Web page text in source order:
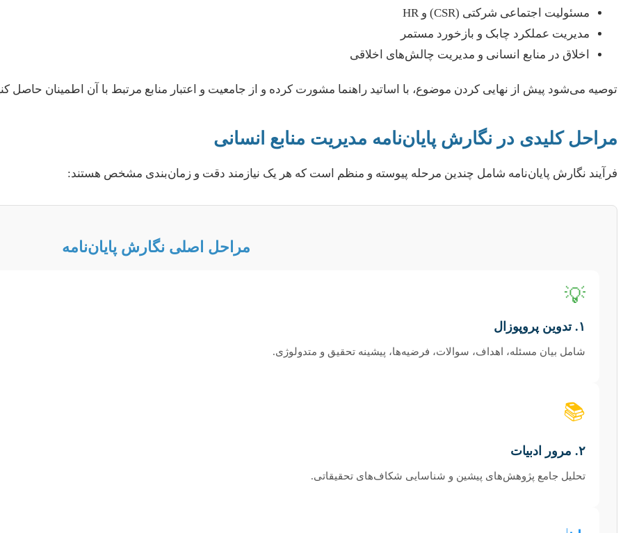
مسئولیت اجتماعی شرکتی (CSR) و HR
مدیریت عملکرد چابک و بازخورد مستمر
اخلاق در منابع انسانی و مدیریت چالش‌های اخلاقی
توصیه می‌شود پیش از نهایی کردن موضوع، با اساتید راهنما مشورت کرده و از جامعیت و اعتبار منابع مرتبط با آن اطمینان حاصل
مراحل کلیدی در نگارش پایان‌نامه مدیریت منابع انسانی
فرآیند نگارش پایان‌نامه شامل چندین مرحله پیوسته و منظم است که هر یک نیازمند دقت و زمان‌بندی مشخص هستند:
مراحل اصلی نگارش پایان‌نامه
💡
۱. تدوین پروپوزال
شامل بیان مسئله، اهداف، سوالات، فرضیه‌ها، پیشینه تحقیق و متدولوژی.
📚
۲. مرور ادبیات
تحلیل جامع پژوهش‌های پیشین و شناسایی شکاف‌های تحقیقاتی.